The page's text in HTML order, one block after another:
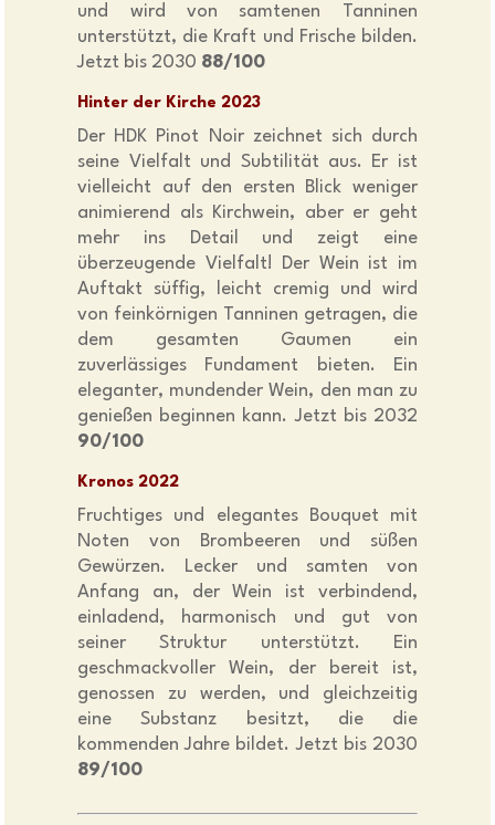
und wird von samtenen Tanninen
unterstützt, die Kraft und Frische bilden.
Jetzt bis 2030 88/100
Hinter der Kirche 2023
Der HDK Pinot Noir zeichnet sich durch
seine Vielfalt und Subtilität aus. Er ist
vielleicht auf den ersten Blick weniger
animierend als Kirchwein, aber er geht
mehr ins Detail und zeigt eine
überzeugende Vielfalt! Der Wein ist im
Auftakt süffig, leicht cremig und wird
von feinkörnigen Tanninen getragen, die
dem gesamten Gaumen ein
zuverlässiges Fundament bieten. Ein
eleganter, mundender Wein, den man zu
genießen beginnen kann. Jetzt bis 2032
90/100
Kronos 2022
Fruchtiges und elegantes Bouquet mit
Noten von Brombeeren und süßen
Gewürzen. Lecker und samten von
Anfang an, der Wein ist verbindend,
einladend, harmonisch und gut von
seiner Struktur unterstützt. Ein
geschmackvoller Wein, der bereit ist,
genossen zu werden, und gleichzeitig
eine Substanz besitzt, die die
kommenden Jahre bildet. Jetzt bis 2030
89/100